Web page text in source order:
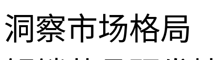
洞察市场格局